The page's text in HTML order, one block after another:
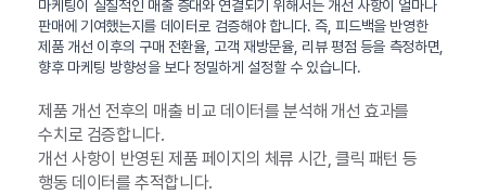
마케팅이 실질적인 매출 증대와 연결되기 위해서는 개선 사항이 얼마나
판매에 기여했는지를 데이터로 검증해야 합니다. 즉, 피드백을 반영한
제품 개선 이후의 구매 전환율, 고객 재방문율, 리뷰 평점 등을 측정하면,
향후 마케팅 방향성을 보다 정밀하게 설정할 수 있습니다.
제품 개선 전후의 매출 비교 데이터를 분석해 개선 효과를
수치로 검증합니다.
개선 사항이 반영된 제품 페이지의 체류 시간, 클릭 패턴 등
행동 데이터를 추적합니다.